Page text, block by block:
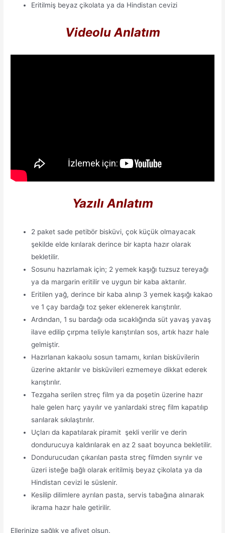
Eritilmiş beyaz çikolata ya da Hindistan cevizi
Videolu Anlatım
Yazılı Anlatım
2 paket sade petibör bisküvi, çok küçük olmayacak
şekilde elde kırılarak derince bir kapta hazır olarak
bekletilir.
Sosunu hazırlamak için; 2 yemek kaşığı tuzsuz tereyağı
ya da margarin eritilir ve uygun bir kaba aktarılır.
Eritilen yağ, derince bir kaba alınıp 3 yemek kaşığı kakao
ve 1 çay bardağı toz şeker eklenerek karıştırılır.
Ardından, 1 su bardağı oda sıcaklığında süt yavaş yavaş
ilave edilip çırpma teliyle karıştırılan sos, artık hazır hale
gelmiştir.
Hazırlanan kakaolu sosun tamamı, kırılan bisküvilerin
üzerine aktarılır ve bisküvileri ezmemeye dikkat ederek
karıştırılır.
Tezgaha serilen streç film ya da poşetin üzerine hazır
hale gelen harç yayılır ve yanlardaki streç film kapatılıp
sarılarak sıkılaştırılır.
Uçları da kapatılarak piramit şekli verilir ve derin
dondurucuya kaldırılarak en az 2 saat boyunca bekletilir.
Dondurucudan çıkarılan pasta streç filmden sıyrılır ve
üzeri isteğe bağlı olarak eritilmiş beyaz çikolata ya da
Hindistan cevizi le süslenir.
Kesilip dilimlere ayrılan pasta, servis tabağına alınarak
ikrama hazır hale getirilir.
Ellerinize sağlık ve afiyet olsun.